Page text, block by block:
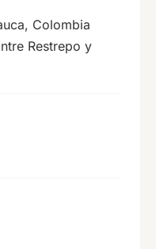
Colombia
Restrepo y